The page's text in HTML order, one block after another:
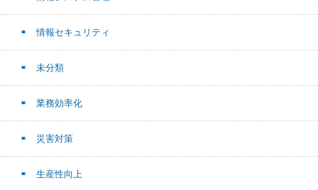
情報セキュリティ
未分類
業務効率化
災害対策
生産性向上